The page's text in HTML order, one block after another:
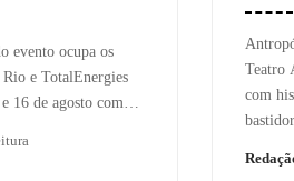
evento ocupa os
e TotalEnergies
16 de agosto com…
Teatro
com